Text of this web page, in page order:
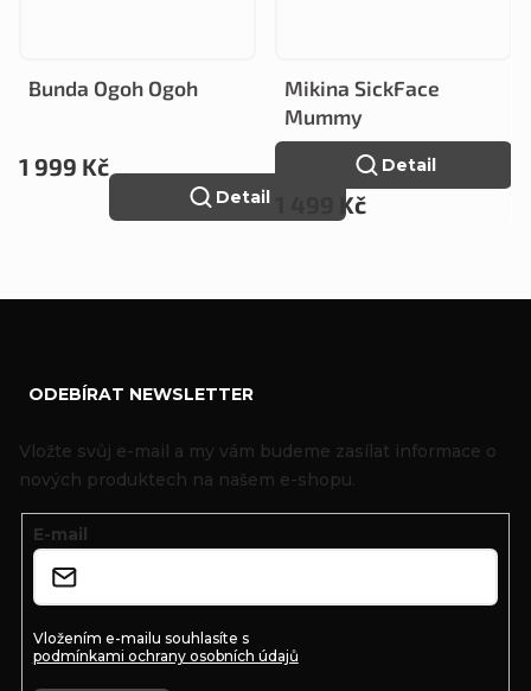
Bunda Ogoh Ogoh
1 999 Kč
Detail
Mikina SickFace
Mummy
1 499 Kč
Detail
ODEBÍRAT NEWSLETTER
Vložte svůj e-mail a my vám budeme zasílat informace o
nových produktech na našem e-shopu.
E-mail
Vložením e-mailu souhlasíte s
podmínkami ochrany osobních údajů